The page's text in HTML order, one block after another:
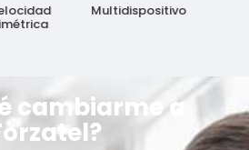
Multidispositivo
cambiarme a